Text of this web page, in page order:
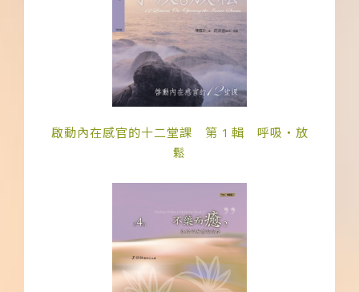
啟動內在感官的十二堂課 第 1 輯 呼吸‧放
鬆